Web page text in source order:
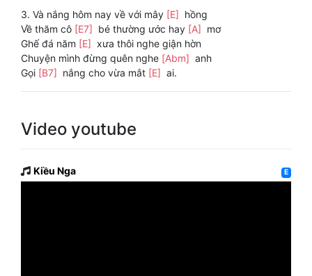
3. Và nắng hôm nay về với mây [E] hồng
Về thăm cô [E7] bé thường ước hay [A] mơ
Ghế đá năm [E] xưa thôi nghe giận hờn
Chuyện mình đừng quên nghe [Abm] anh
Gọi [B7] nắng cho vừa mắt [E] ai.
Video youtube
Kiều Nga E